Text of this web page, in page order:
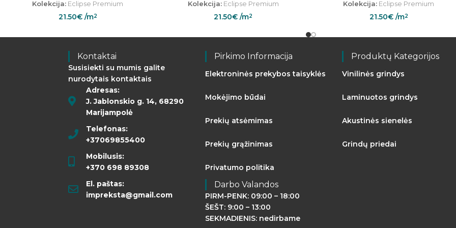
Kolekcija: Eclipse Premium
21.50€/m2
Kolekcija:Eclipse Premium
21.50€ /m2
Kolekcija: Eclipse Premium
21.50€/m2
Kontaktai
Susisiekti su mumis galite
nurodytais kontaktais
Adresas:
J. Jablonskio g. 14, 68290
Marijampolė
Telefonas:
+37069855400
Mobilusis:
+370 698 89308
El. paštas:
impreksta@gmail.com
Pirkimo Informacija
Elektroninės prekybos taisyklės
Mokėjimo būdai
Prekių atsėmimas
Prekių grąžinimas
Privatumo politika
Darbo Valandos
PIRM-PENK: 09:00 – 18:00
ŠEŠT: 9:00 – 13:00
SEKMADIENIS: nedirbame
Produktų Kategorijos
Vinilinės grindys
Laminuotos grindys
Akustinės sienelės
Grindų priedai